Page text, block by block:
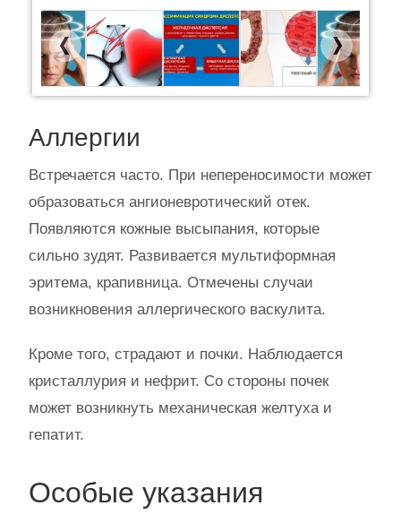
Previous Next
Аллергии
Встречается часто. При непереносимости может
образоваться ангионевротический отек.
Появляются кожные высыпания, которые
сильно зудят. Развивается мультиформная
эритема, крапивница. Отмечены случаи
возникновения аллергического васкулита.
Кроме того, страдают и почки. Наблюдается
кристаллурия и нефрит. Со стороны почек
может возникнуть механическая желтуха и
гепатит.
Особые указания